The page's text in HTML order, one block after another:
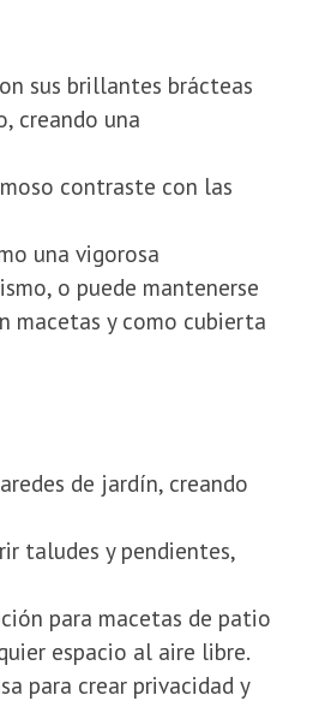
sus brillantes brácteas
creando una
contraste con las
una vigorosa
o puede mantenerse
macetas y como cubierta
de jardín, creando
taludes y pendientes,
para macetas de patio
espacio al aire libre.
para crear privacidad y